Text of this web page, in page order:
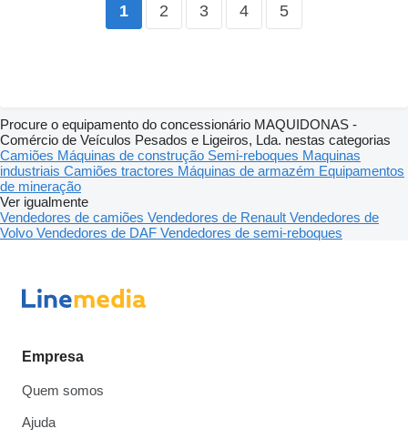
1 2 3 4 5
Procure o equipamento do concessionário MAQUIDONAS -
Comércio de Veículos Pesados e Ligeiros, Lda. nestas categorias
Camiões Máquinas de construção Semi-reboques Maquinas
industriais Camiões tractores Máquinas de armazém Equipamentos
de mineração
Ver igualmente
Vendedores de camiões Vendedores de Renault Vendedores de
Volvo Vendedores de DAF Vendedores de semi-reboques
Empresa
Quem somos
Ajuda